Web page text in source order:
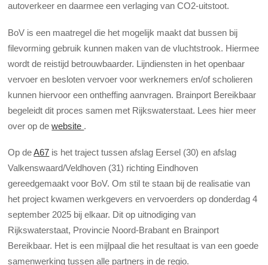
autoverkeer en daarmee een verlaging van CO2-uitstoot.
BoV is een maatregel die het mogelijk maakt dat bussen bij
filevorming gebruik kunnen maken van de vluchtstrook. Hiermee
wordt de reistijd betrouwbaarder. Lijndiensten in het openbaar
vervoer en besloten vervoer voor werknemers en/of scholieren
kunnen hiervoor een ontheffing aanvragen. Brainport Bereikbaar
begeleidt dit proces samen met Rijkswaterstaat. Lees hier meer
over op dewebsite .
Op deA67 is het traject tussen afslag Eersel (30) en afslag
Valkenswaard/Veldhoven (31) richting Eindhoven
gereedgemaakt voor BoV. Om stil te staan bij de realisatie van
het project kwamen werkgevers en vervoerders op donderdag 4
september 2025 bij elkaar. Dit op uitnodiging van
Rijkswaterstaat, Provincie Noord-Brabant en Brainport
Bereikbaar. Het is een mijlpaal die het resultaat is van een goede
samenwerking tussen alle partners in de regio.